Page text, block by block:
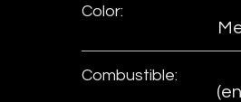
Color:
Combustible: